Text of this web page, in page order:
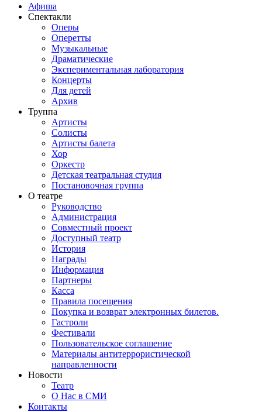
Афиша
Спектакли
Оперы
Оперетты
Музыкальные
Драматические
Экспериментальная лаборатория
Концерты
Для детей
Архив
Труппа
Артисты
Солисты
Артисты балета
Хор
Оркестр
Детская театральная студия
Постановочная группа
О театре
Руководство
Администрация
Совместный проект
Доступный театр
История
Награды
Информация
Партнеры
Касса
Правила посещения
Покупка и возврат электронных билетов.
Гастроли
Фестивали
Пользовательское соглашение
Материалы антитеррористической
направленности
Новости
Театр
О Нас в СМИ
Контакты